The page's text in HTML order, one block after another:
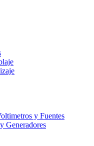
y Fuentes
Generadores